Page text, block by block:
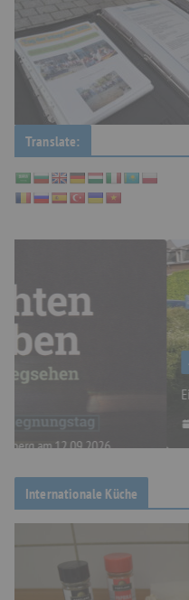
Translate:
Einweihung der
5. Juni 2026
Internationale Küche